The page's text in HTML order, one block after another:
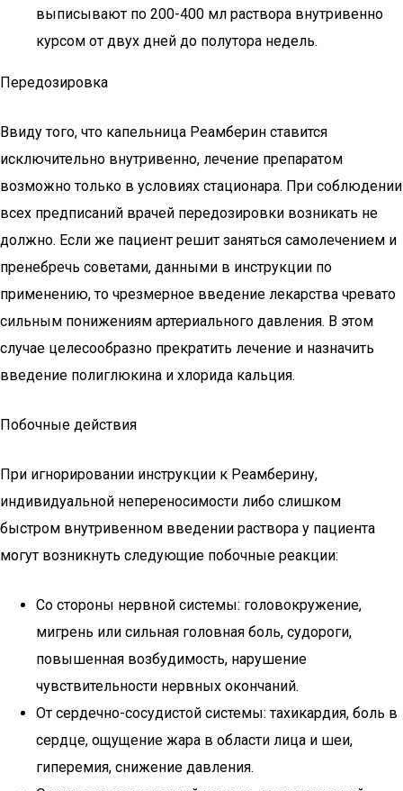
выписывают по 200-400 мл раствора внутривенно
курсом от двух дней до полутора недель.
Передозировка
Ввиду того, что капельница Реамберин ставится
исключительно внутривенно, лечение препаратом
возможно только в условиях стационара. При соблюдении
всех предписаний врачей передозировки возникать не
должно. Если же пациент решит заняться самолечением и
пренебречь советами, данными в инструкции по
применению, то чрезмерное введение лекарства чревато
сильным понижениям артериального давления. В этом
случае целесообразно прекратить лечение и назначить
введение полиглюкина и хлорида кальция.
Побочные действия
При игнорировании инструкции к Реамберину,
индивидуальной непереносимости либо слишком
быстром внутривенном введении раствора у пациента
могут возникнуть следующие побочные реакции:
Со стороны нервной системы: головокружение,
мигрень или сильная головная боль, судороги,
повышенная возбудимость, нарушение
чувствительности нервных окончаний.
От сердечно-сосудистой системы: тахикардия, боль в
сердце, ощущение жара в области лица и шеи,
гиперемия, снижение давления.